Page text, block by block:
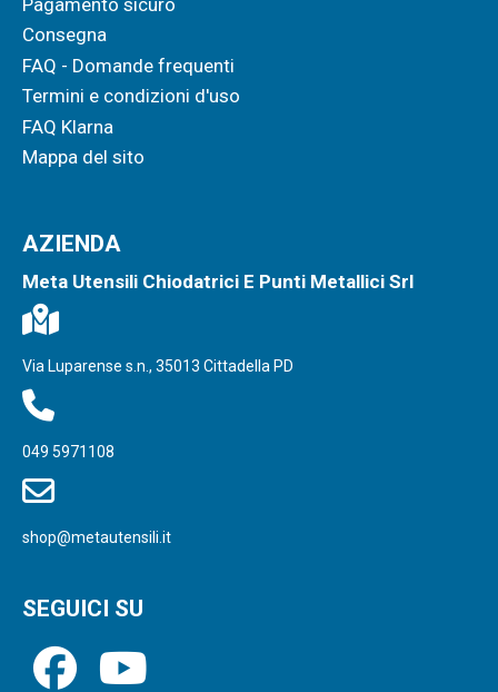
Consegna
FAQ - Domande frequenti
Termini e condizioni d'uso
FAQ Klarna
Mappa del sito
AZIENDA
Meta Utensili Chiodatrici E Punti Metallici Srl
Via Luparense s.n., 35013 Cittadella PD
049 5971108
shop@metautensili.it
SEGUICI SU